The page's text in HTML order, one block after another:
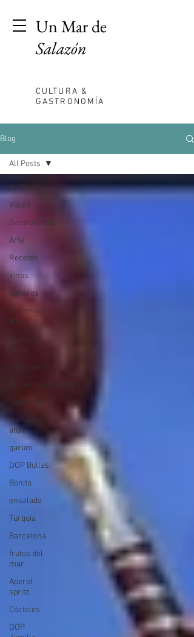
Un Mar de
Salazón
CULTURA &
GASTRONOMÍA
Blog
All Posts
Viajes
Gastronomia
Arte
Recetas
vinos
bottarga
mojama de
atun
hueva de
comepescado
AlimentosdeEspaña
Toscana
hueva de
atún
garum
DOP Bullas
Bonito
ensalada
Turquía
Barcelona
frutos del
mar
Aperol
spritz
Cócteles
DOP
All Posts